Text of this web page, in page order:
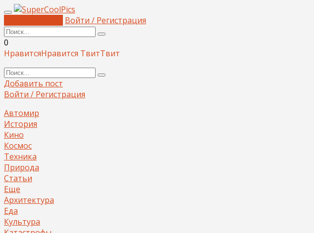
Войти / Регистрация
0
НравитсяНравится ТвитТвит
Добавить пост
Войти / Регистрация
Автомир
История
Кино
Космос
Техника
Природа
Статьи
Еще
Архитектура
Еда
Культура